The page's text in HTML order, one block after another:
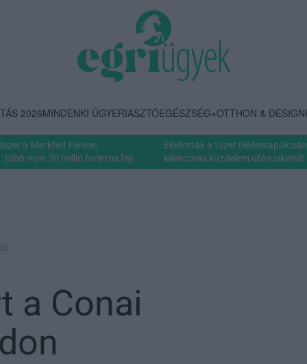
2026MINDENKI ÜGYERIASZTÓEGÉSZSÉG+OTTHON & DESIGN
a Markhot Ferenc
több mint 70 millió forintos fejl...
Eloltották a tüzet
kilencórás küzdelem után sikerült
a Conai